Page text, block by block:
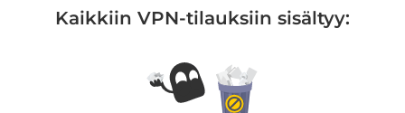
Kaikkiin VPN-tilauksiin sisältyy: